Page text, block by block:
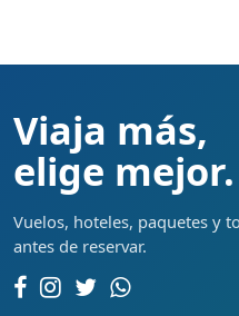
Viaja más,
elige mejor.
Vuelos, hoteles, paquetes y
antes de reservar.